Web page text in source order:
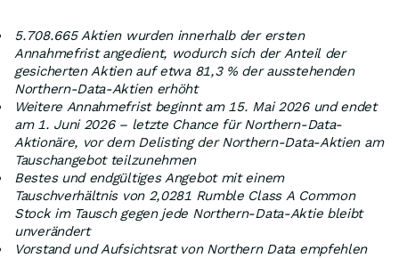
5.708.665 Aktien wurden innerhalb der ersten
Annahmefrist angedient, wodurch sich der Anteil der
gesicherten Aktien auf etwa 81,3 % der ausstehenden
Northern-Data-Aktien erhöht
Weitere Annahmefrist beginnt am 15. Mai 2026 und endet
am 1. Juni 2026 – letzte Chance für Northern-Data-
Aktionäre, vor dem Delisting der Northern-Data-Aktien am
Tauschangebot teilzunehmen
Bestes und endgültiges Angebot mit einem
Tauschverhältnis von 2,0281 Rumble Class A Common
Stock im Tausch gegen jede Northern-Data-Aktie bleibt
unverändert
Vorstand und Aufsichtsrat von Northern Data empfehlen